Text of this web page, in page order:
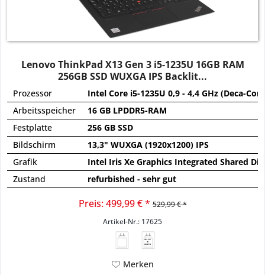
Lenovo ThinkPad X13 Gen 3 i5-1235U 16GB RAM
256GB SSD WUXGA IPS Backlit...
Prozessor
Intel Core i5-1235U 0,9 - 4,4 GHz (Deca-
Arbeitsspeicher
16 GB LPDDR5-RAM
Festplatte
256 GB SSD
Bildschirm
13,3" WUXGA (1920x1200) IPS
Grafik
Intel Iris Xe Graphics Integrated Shared
Zustand
refurbished - sehr gut
Preis: 499,99 € * 529,99 € *
Artikel-Nr.: 17625
45 - 65
W
USB PD
Merken